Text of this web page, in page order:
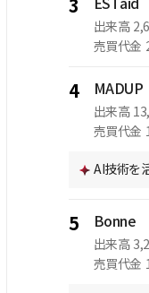
3 ESTaid
出来高
売買代金
4 MADUP
出来高
売買代金
AI技術を
5 Bonne
出来高
売買代金